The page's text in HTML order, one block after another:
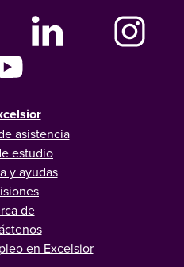
asistencia
estudio
y ayudas
de
en Excelsior